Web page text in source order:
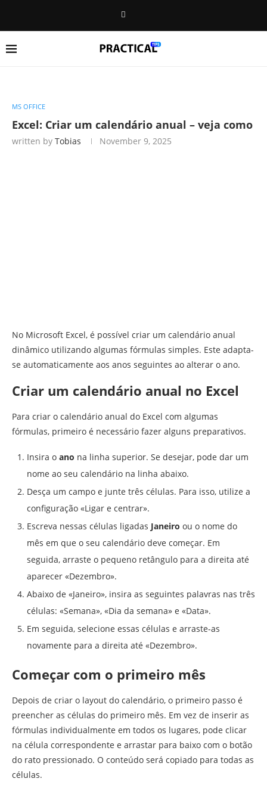
MS OFFICE
Excel: Criar um calendário anual – veja como
written by Tobias November 9, 2025
No Microsoft Excel, é possível criar um calendário anual
dinâmico utilizando algumas fórmulas simples. Este adapta-
se automaticamente aos anos seguintes ao alterar o ano.
Criar um calendário anual no Excel
Para criar o calendário anual do Excel com algumas
fórmulas, primeiro é necessário fazer alguns preparativos.
Insira o ano na linha superior. Se desejar, pode dar um
nome ao seu calendário na linha abaixo.
Desça um campo e junte três células. Para isso, utilize a
configuração «Ligar e centrar».
Escreva nessas células ligadas Janeiro ou o nome do
mês em que o seu calendário deve começar. Em
seguida, arraste o pequeno retângulo para a direita até
aparecer «Dezembro».
Abaixo de «Janeiro», insira as seguintes palavras nas três
células: «Semana», «Dia da semana» e «Data».
Em seguida, selecione essas células e arraste-as
novamente para a direita até «Dezembro».
Começar com o primeiro mês
Depois de criar o layout do calendário, o primeiro passo é
preencher as células do primeiro mês. Em vez de inserir as
fórmulas individualmente em todos os lugares, pode clicar
na célula correspondente e arrastar para baixo com o botão
do rato pressionado. O conteúdo será copiado para todas as
células.